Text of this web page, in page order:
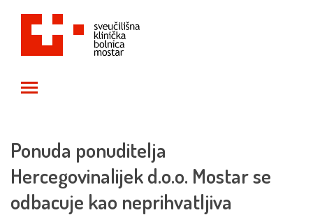
Ponuda ponuditelja
Hercegovinalijek d.o.o. Mostar se
odbacuje kao neprihvatljiva